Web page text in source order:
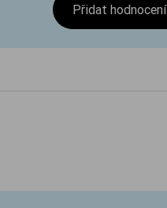
Přidat hodnocení